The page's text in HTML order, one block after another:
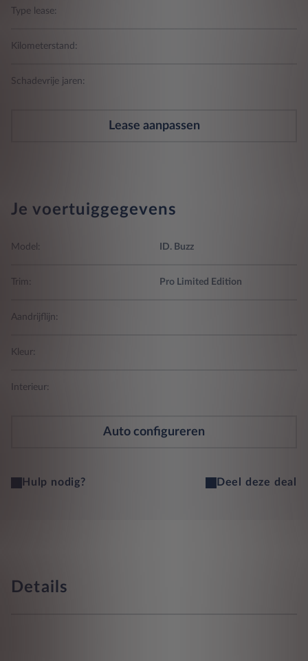
Type lease:
Kilometerstand:
Schadevrije jaren:
Lease aanpassen
Je voertuiggegevens
Model: ID. Buzz
Trim: Pro Limited Edition
Aandrijflijn:
Kleur:
Interieur:
Auto configureren
Hulp nodig? Deel deze deal
Details